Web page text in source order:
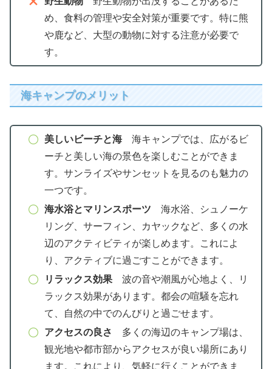
め、食料の管理や安全対策が重要です。特に熊
や鹿など、大型の動物に対する注意が必要で
す。
海キャンプのメリット
美しいビーチと海海キャンプでは、広がるビ
ーチと美しい海の景色を楽しむことができま
す。サンライズやサンセットを見るのも魅力の
一つです。
海水浴とマリンスポーツ 海水浴、シュノーケ
リング、サーフィン、カヤックなど、多くの水
辺のアクティビティが楽しめます。これによ
り、アクティブに過ごすことができます。
リラックス効果波の音や潮風が心地よく、リ
ラックス効果があります。都会の喧騒を忘れ
て、自然の中でのんびりと過ごせます。
アクセスの良さ
多くの海辺のキャンプ場は、
観光地や都市部からアクセスが良い場所にあり
ます。これにより、気軽に行くことができま